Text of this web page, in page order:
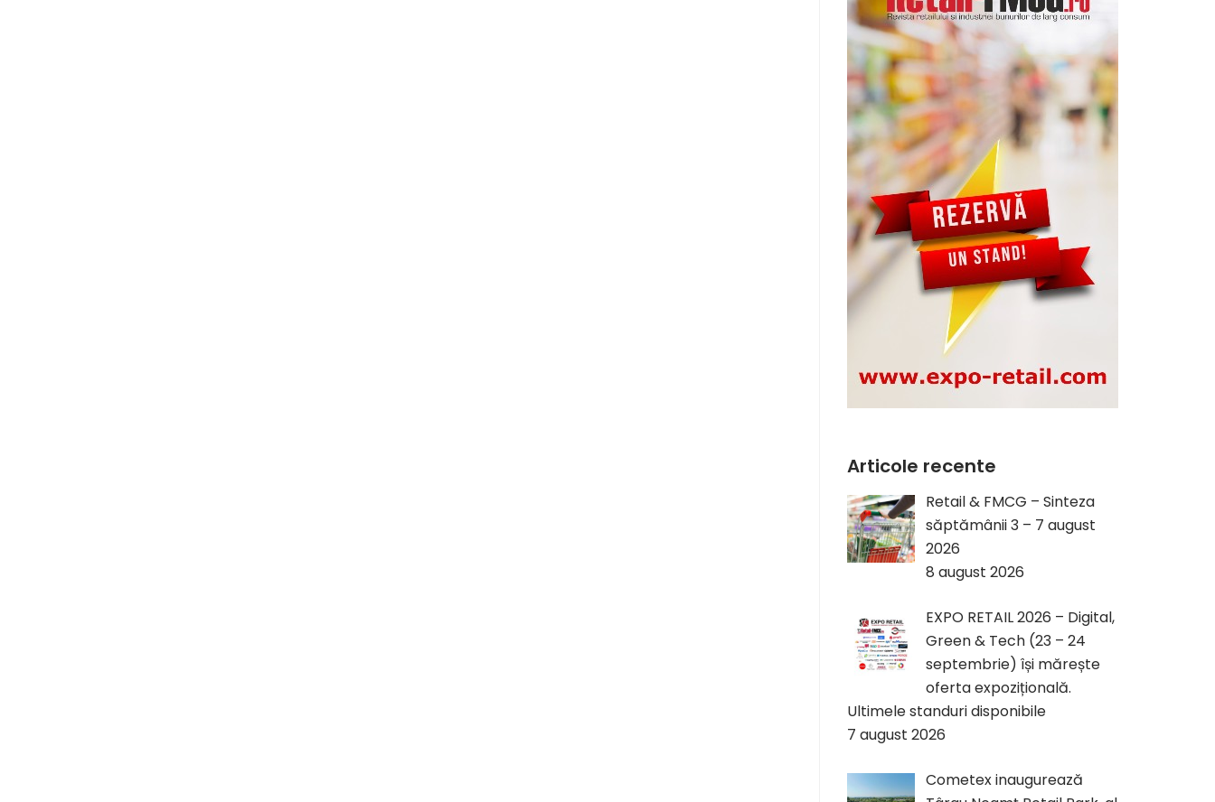
Articole recente
Retail & FMCG – Sinteza
săptămânii 3 – 7 august
2026
8 august 2026
EXPO RETAIL 2026 – Digital,
Green & Tech (23 – 24
septembrie) își mărește
oferta expozițională.
Ultimele standuri disponibile
7 august 2026
Cometex inaugurează